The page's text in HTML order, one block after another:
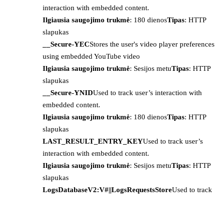
interaction with embedded content.
Ilgiausia saugojimo trukmė: 180 dienosTipas: HTTP
slapukas
__Secure-YECStores the user's video player preferences
using embedded YouTube video
Ilgiausia saugojimo trukmė: Sesijos metuTipas: HTTP
slapukas
__Secure-YNIDUsed to track user’s interaction with
embedded content.
Ilgiausia saugojimo trukmė: 180 dienosTipas: HTTP
slapukas
LAST_RESULT_ENTRY_KEYUsed to track user’s
interaction with embedded content.
Ilgiausia saugojimo trukmė: Sesijos metuTipas: HTTP
slapukas
LogsDatabaseV2:V#||LogsRequestsStoreUsed to track